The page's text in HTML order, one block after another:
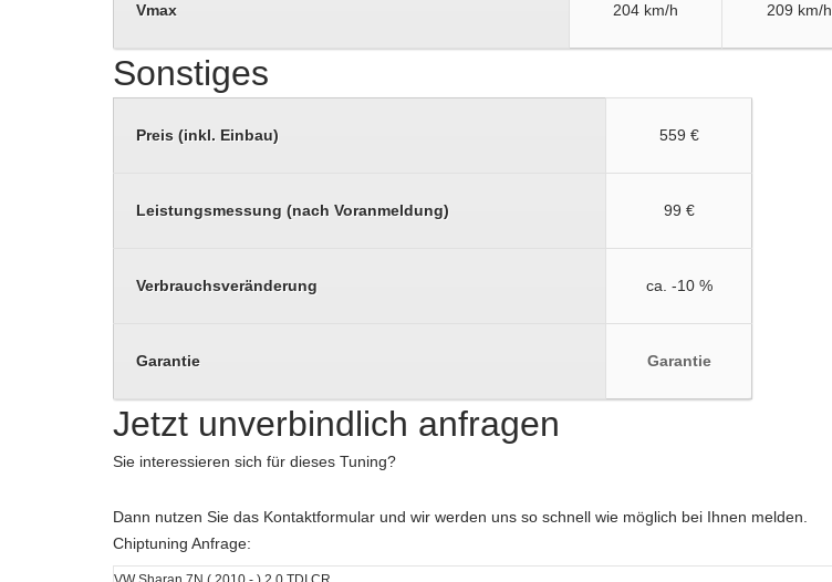
Vmax 204 km/h 209 km/h
Sonstiges
Preis (inkl. Einbau) 559 €
Leistungsmessung (nach Voranmeldung) 99 €
Verbrauchsveränderung ca. -10 %
Garantie Garantie
Jetzt unverbindlich anfragen
Sie interessieren sich für dieses Tuning?
Dann nutzen Sie das Kontaktformular und wir werden uns so schnell wie möglich bei Ihnen melden.
Chiptuning Anfrage: